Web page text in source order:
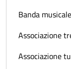
Banda
Associazione
Associazione